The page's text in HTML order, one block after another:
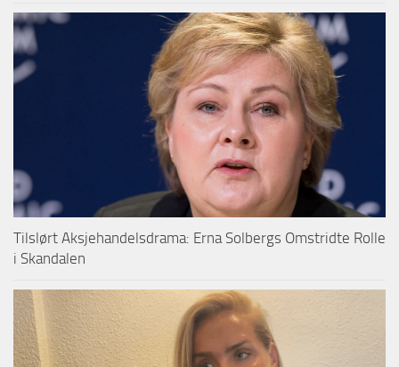
Tilslørt Aksjehandelsdrama: Erna Solbergs Omstridte Rolle
i Skandalen